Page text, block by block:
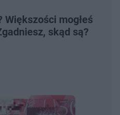
4
.
3
0
z
a
s
Â
mogłeś
skąd są?